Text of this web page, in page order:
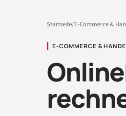
Startseite/E-Commerce &
E-COMMERCE &